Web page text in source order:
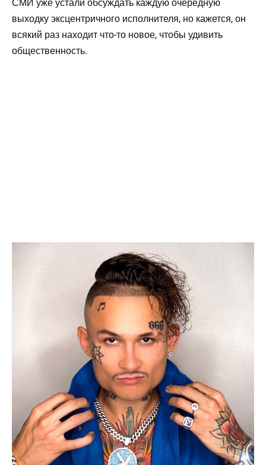
СМИ уже устали обсуждать каждую очередную
выходку эксцентричного исполнителя, но кажется, он
всякий раз находит что-то новое, чтобы удивить
общественность.